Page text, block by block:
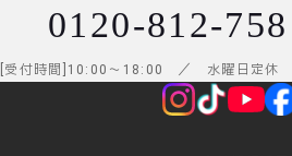
0120-812-758
受付時間 10:00 ～ 18:00 ／ 水曜日定休